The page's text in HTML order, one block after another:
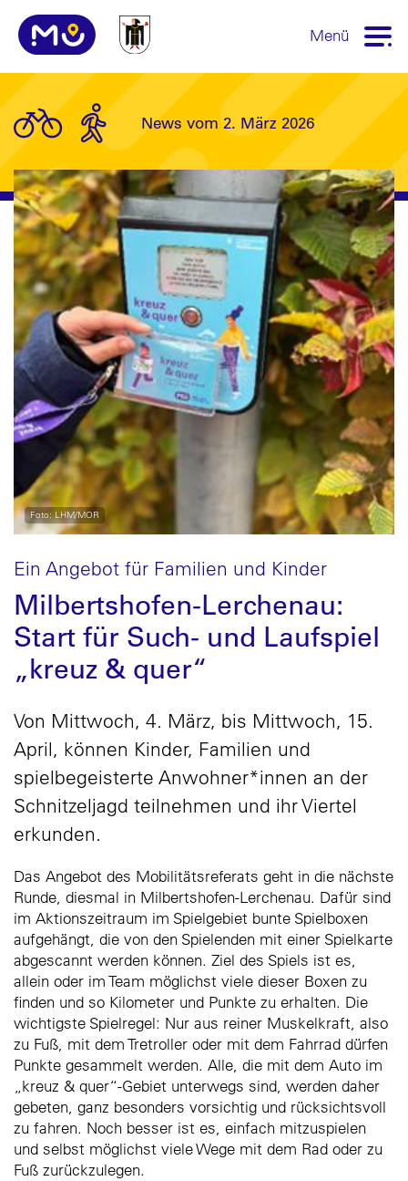
Menü
News vom 2. März 2026
Ein Angebot für Familien und Kinder
Milbertshofen-Lerchenau:
Start für Such- und Laufspiel
„kreuz & quer“
Von Mittwoch, 4. März, bis Mittwoch, 15.
April, können Kinder, Familien und
spielbegeisterte Anwohner*innen an der
Schnitzeljagd teilnehmen und ihr Viertel
erkunden.
Foto: LHM/MOR
Das Angebot des Mobilitätsreferats geht in die nächste
Runde, diesmal in Milbertshofen-Lerchenau. Dafür sind
im Aktionszeitraum im Spielgebiet bunte Spielboxen
aufgehängt, die von den Spielenden mit einer Spielkarte
abgescannt werden können. Ziel des Spiels ist es,
allein oder im Team möglichst viele dieser Boxen zu
finden und so Kilometer und Punkte zu erhalten. Die
wichtigste Spielregel: Nur aus reiner Muskelkraft, also
zu Fuß, mit dem Tretroller oder mit dem Fahrrad dürfen
Punkte gesammelt werden. Alle, die mit dem Auto im
„kreuz & quer“-Gebiet unterwegs sind, werden daher
gebeten, ganz besonders vorsichtig und rücksichtsvoll
zu fahren. Noch besser ist es, einfach mitzuspielen
und selbst möglichst viele Wege mit dem Rad oder zu
Fuß zurückzulegen.